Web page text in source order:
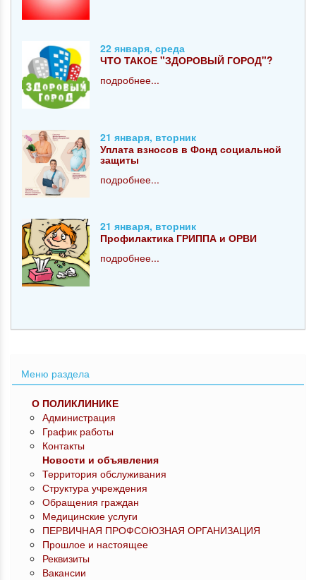
22 января, среда
ЧТО ТАКОЕ "ЗДОРОВЫЙ ГОРОД"?
подробнее...
21 января, вторник
Уплата взносов в Фонд социальной
защиты
подробнее...
21 января, вторник
Профилактика ГРИППА и ОРВИ
подробнее...
Меню раздела
О ПОЛИКЛИНИКЕ
Администрация
График работы
Контакты
Новости и объявления
Территория обслуживания
Структура учреждения
Обращения граждан
Медицинские услуги
ПЕРВИЧНАЯ ПРОФСОЮЗНАЯ ОРГАНИЗАЦИЯ
Прошлое и настоящее
Реквизиты
Вакансии